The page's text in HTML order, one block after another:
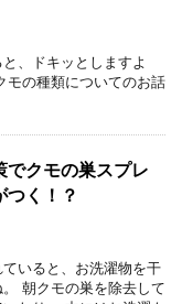
、ドキッとしますよ
モの種類についてのお話
でクモの巣スプレ
つく！？
いると、お洗濯物を干
朝クモの巣を除去して